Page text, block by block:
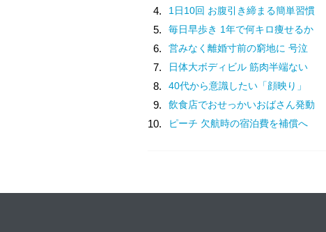
4. 1日10回 お腹引き締まる簡単習慣
5. 毎日早歩き 1年で何キロ痩せるか
6. 営みなく離婚寸前の窮地に 号泣
7. 日体大ボディビル 筋肉半端ない
8. 40代から意識したい「顔映り」
9. 飲食店でおせっかいおばさん発動
10. ピーチ 欠航時の宿泊費を補償へ